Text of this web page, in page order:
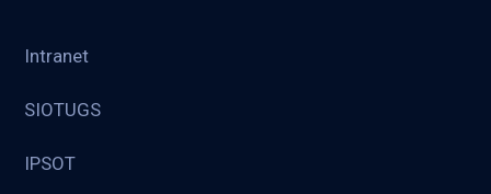
Intranet
SIOTUGS
IPSOT